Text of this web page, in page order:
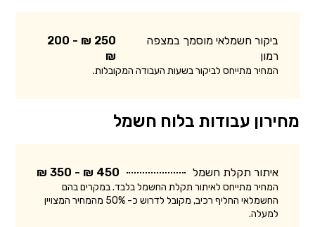
ביקור חשמלאי מוסמך במצפה
רמון
250 ₪ - 200
₪
המחיר מתייחס לביקור בשעות העבודה המקובלות.
מחירון עבודות בלוח חשמל
איתור תקלת חשמל 450 ₪ - 350 ₪
המחיר מתייחס לאיתור תקלת החשמל בלבד. במקרים בהם
החשמלאי החליף רכיב, מקובל לדרוש כ- 50% מהמחיר המצויין
למעלה.